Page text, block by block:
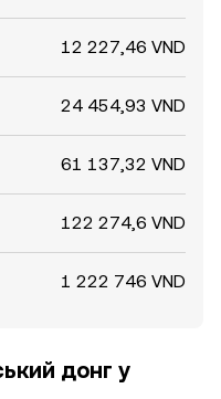
12 227,46 VND
24 454,93 VND
61 137,32 VND
122 274,6 VND
1 222 746 VND
донг у